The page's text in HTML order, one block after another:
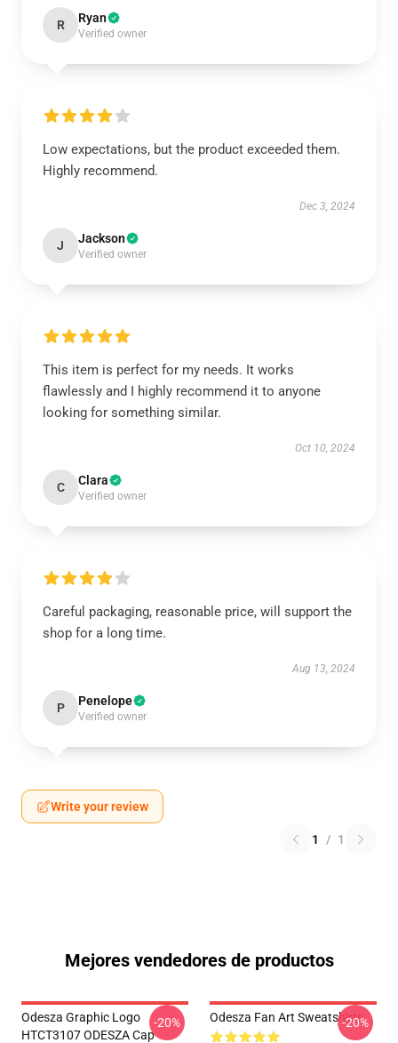
R Ryan
Verified owner
Low expectations, but the product exceeded them.
Highly recommend.
Dec 3, 2024
J Jackson
Verified owner
This item is perfect for my needs. It works
flawlessly and I highly recommend it to anyone
looking for something similar.
Oct 10, 2024
C Clara
Verified owner
Careful packaging, reasonable price, will support the
shop for a long time.
Aug 13, 2024
P Penelope
Verified owner
Write your review
1 / 1
Mejores vendedores de productos
Odesza Graphic Logo
HTCT3107 ODESZA Cap
-20% Odesza Fan Art Sweatshirts
-20%